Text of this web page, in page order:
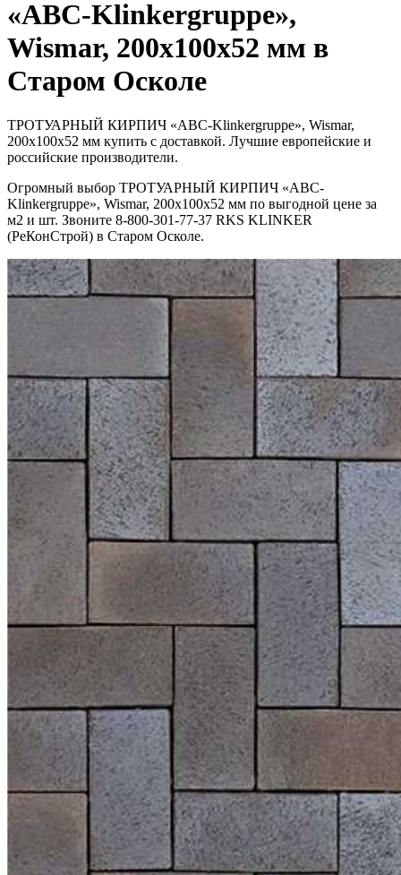
«ABC-Klinkergruppe»,
Wismar, 200х100х52 мм в
Старом Осколе
ТРОТУАРНЫЙ КИРПИЧ «ABC-Klinkergruppe», Wismar,
200х100х52 мм купить с доставкой. Лучшие европейские и
российские производители.
Огромный выбор ТРОТУАРНЫЙ КИРПИЧ «ABC-
Klinkergruppe», Wismar, 200х100х52 мм по выгодной цене за
м2 и шт. Звоните 8-800-301-77-37 RKS KLINKER
(РеКонСтрой) в Старом Осколе.